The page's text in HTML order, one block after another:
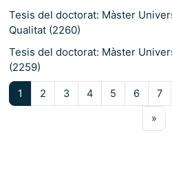
Tesis del doctorat: Màster
Qualitat (2260)
Tesis del doctorat: Màster
(2259)
1 Pàgina 1
2Pàgina 2
3Pàgina 3
4Pàgina 4
5Pàgina 5
6Pàgina
7
»